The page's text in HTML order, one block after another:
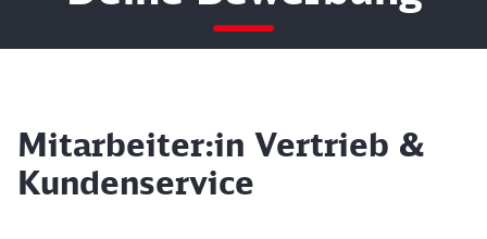
Mitarbeiter:in Vertrieb &
Kundenservice